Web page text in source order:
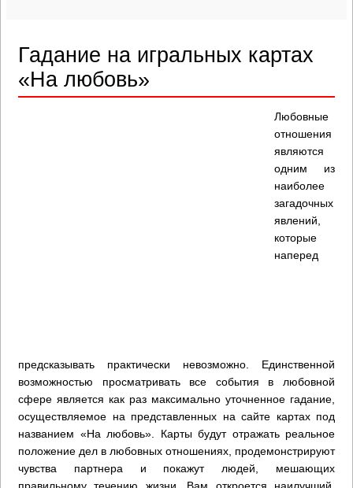
Гадание на игральных картах
«На любовь»
Любовные
отношения
являются
одним из
наиболее
загадочных
явлений,
которые
наперед
предсказывать практически невозможно. Единственной
возможностью просматривать все события в любовной
сфере является как раз максимально уточненное гадание,
осуществляемое на представленных на сайте картах под
названием «На любовь». Карты будут отражать реальное
положение дел в любовных отношениях, продемонстрируют
чувства партнера и покажут людей, мешающих